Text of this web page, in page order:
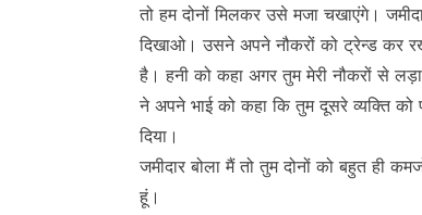
तो हम दोनों मिलकर उसे मजा चखाएंगे।
दिखाओ। उसने अपने नौकरों को ट्रेन्ड कर
है। हनी को कहा अगर तुम मेरी नौकरों से
ने अपने भाई को कहा कि तुम दूसरे व्यक्ति
दिया।
जमीदार बोला मैं तो तुम दोनों को बहुत ही
हूं।